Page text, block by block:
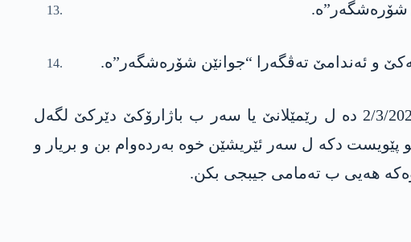
شۆرەشگەر”ە.
و ئەندامێ تەڤگەرا “جوانێن شۆرەشگەر”ە.
هەر وەها ژ ئالیێ خوە ڤە زاخۆ زاگرۆس “فوزا یوسف” ئەنداما دەستەیا سەرۆکاتیا پەیەدێ، د 2/3/2024 دە ل رێمێلانێ یا سەر ب باژارۆکێ دێرکێ لگەل
پێویست دکە ل سەر ئێریشێن خوە بەردەوام بن و بریار و
وەکە هەیی ب تەمامی جیبجی بکن.